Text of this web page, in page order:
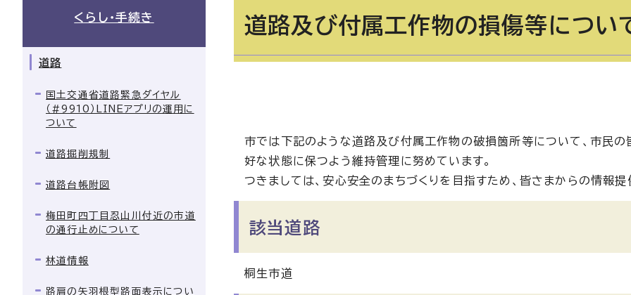
道路及び付属工作物の損傷等につい
市では下記のような道路及び付属工作物の破損箇所等について、市民
好な状態に保つよう維持管理に努めています。
つきましては、安心安全のまちづくりを目指すため、皆さまからの情報提
該当道路
桐生市道
くらし・手続き
道路
国土交通省道路緊急ダイヤル
（#9910）LINEアプリの運用に
ついて
道路掘削規制
道路台帳附図
梅田町四丁目忍山川付近の市道
の通行止めについて
林道情報
路肩の矢羽根型路面表示につい